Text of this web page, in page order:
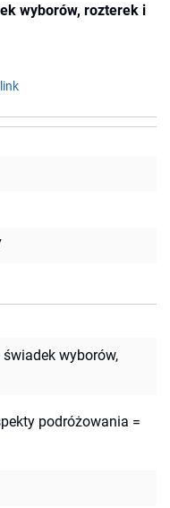
wyborów, rozterek i
wyborów,
podróżowania =